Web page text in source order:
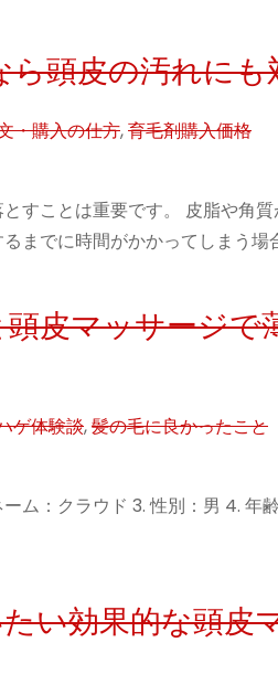
ら頭皮の汚れに
・購入の仕方,育毛剤購入価格
すことは重要です。 皮脂や角
までに時間がかかってしまう場
皮マッサージで
ゲ体験談,髪の毛に良かったこと
ム：クラウド 3. 性別：男 4.
い効果的な頭皮